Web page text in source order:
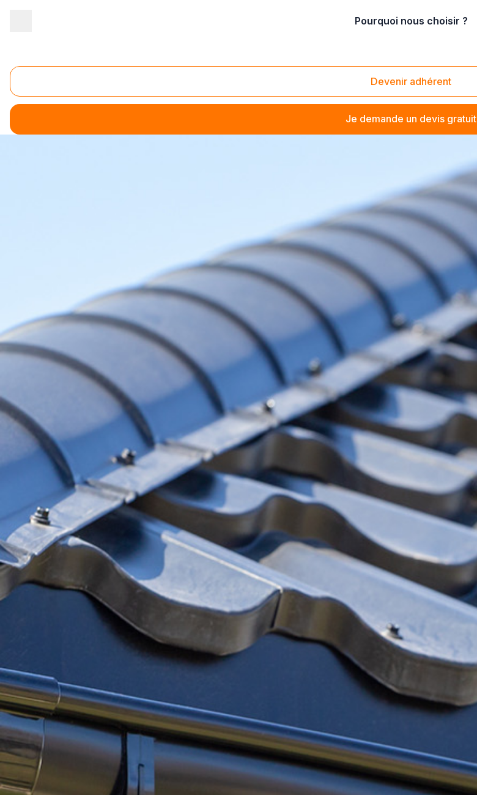
Pourquoi nous choisir ?
Devenir adhérent
Je demande un devis gratuit